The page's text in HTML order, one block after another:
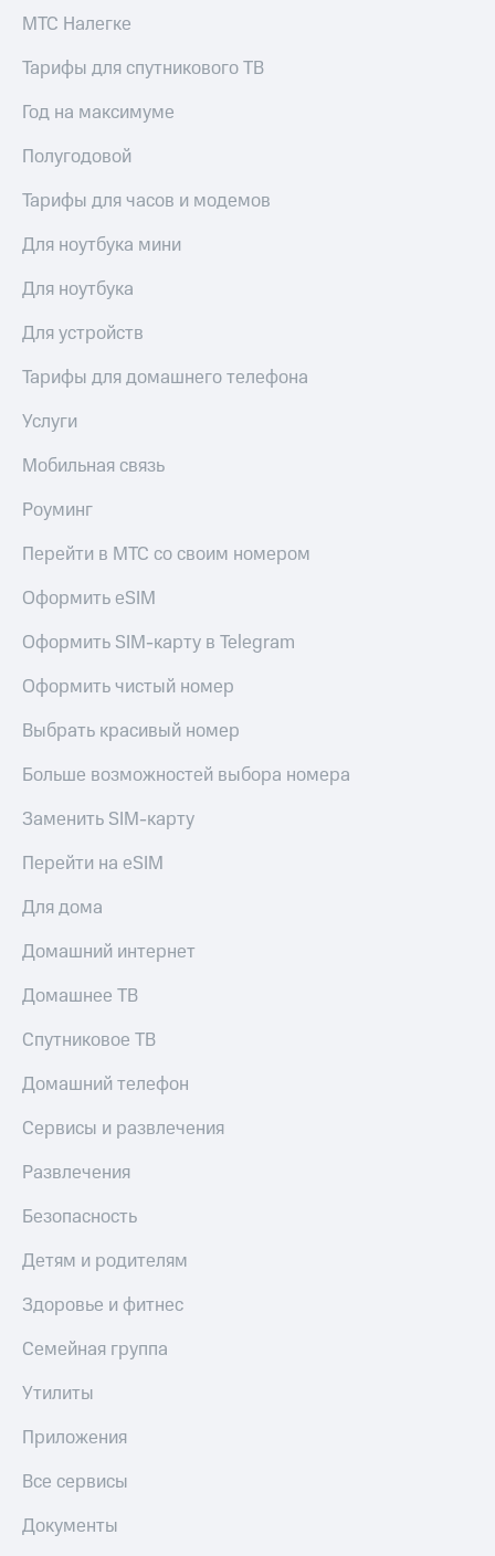
МТС Налегке
Тарифы для спутникового ТВ
Год на максимуме
Полугодовой
Тарифы для часов и модемов
Для ноутбука мини
Для ноутбука
Для устройств
Тарифы для домашнего телефона
Услуги
Мобильная связь
Роуминг
Перейти в МТС со своим номером
Оформить eSIM
Оформить SIM-карту в Telegram
Оформить чистый номер
Выбрать красивый номер
Больше возможностей выбора номера
Заменить SIM-карту
Перейти на eSIM
Для дома
Домашний интернет
Домашнее ТВ
Спутниковое ТВ
Домашний телефон
Сервисы и развлечения
Развлечения
Безопасность
Детям и родителям
Здоровье и фитнес
Семейная группа
Утилиты
Приложения
Все сервисы
Документы